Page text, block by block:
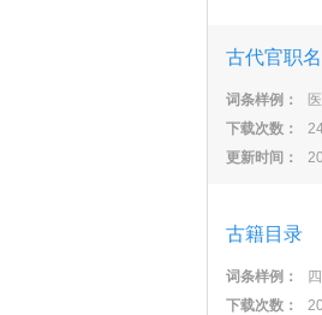
古代官职名
词条样例：
下载次数：
更新时间：
古籍目录
词条样例：
下载次数：